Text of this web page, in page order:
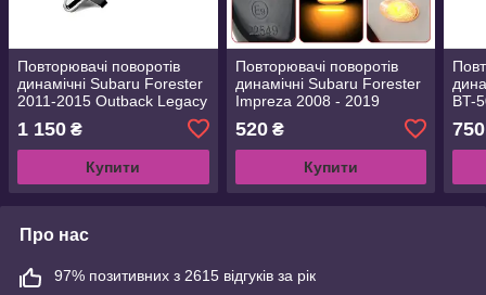
Повторювачі поворотів
динамічні Subaru Forester
2011-2015 Outback Legacy
1 150 ₴
Купити
Повторювачі поворотів
динамічні Subaru Forester
Impreza 2008 - 2019
520₴
Купити
BT-
750
Про нас
97% позитивних з 2615 відгуків за рік